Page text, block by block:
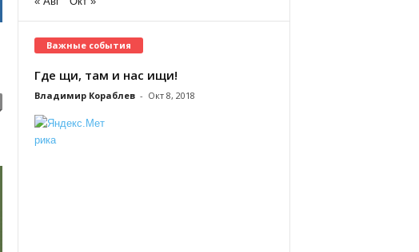
Важные события
Где щи, там и нас ищи!
Владимир Кораблев - Окт 8, 2018